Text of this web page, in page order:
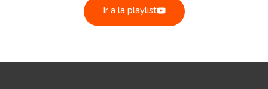
Ir a la playlist